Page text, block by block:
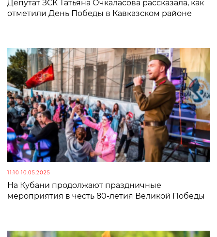
Депутат ЗСК Татьяна Очкаласова рассказала, как
отметили День Победы в Кавказском районе
11:10 10.05.2025
На Кубани продолжают праздничные
мероприятия в честь 80-летия Великой Победы